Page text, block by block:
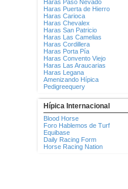
Haras Paso Nevado
Haras Puerta de Hierro
Haras Carioca
Haras Chevalex
Haras San Patricio
Haras Las Camelias
Haras Cordillera
Haras Porta Pía
Haras Convento Viejo
Haras Las Araucarias
Haras Legana
Amenizando Hípica
Pedigreequery
Hípica Internacional
Blood Horse
Foro Hablemos de Turf
Equibase
Daily Racing Form
Horse Racing Nation